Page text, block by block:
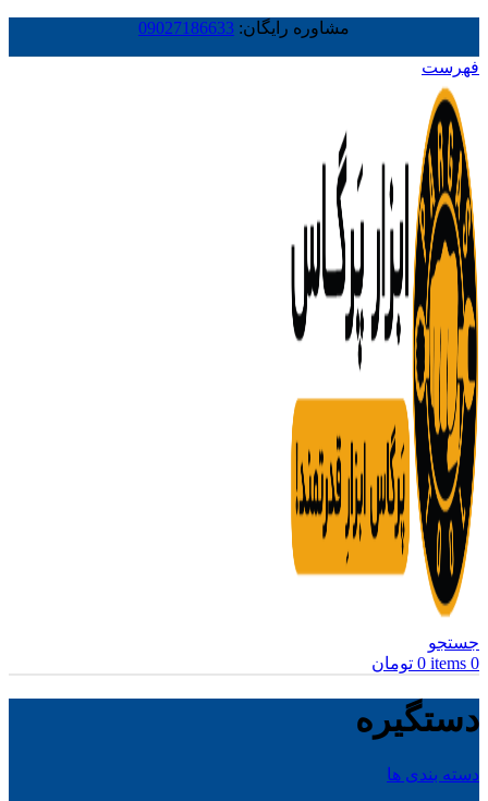
مشاوره رایگان: 09027186633
فهرست
جستجو
0
items
0 تومان
دستگیره
دسته بندی ها